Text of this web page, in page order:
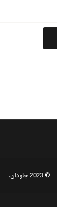
© 2023 جاودان.